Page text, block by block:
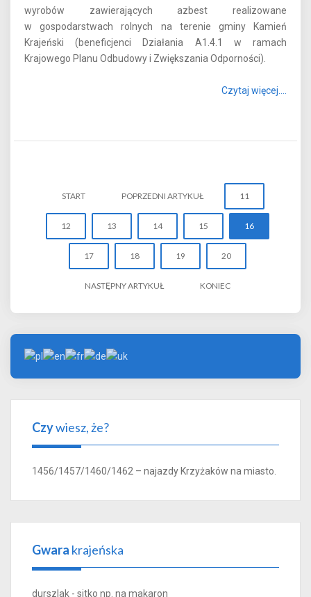
wyrobów zawierających azbest realizowane
w gospodarstwach rolnych na terenie gminy Kamień
Krajeński (beneficjenci Działania A1.4.1 w ramach
Krajowego Planu Odbudowy i Zwiększania Odporności).
Czytaj więcej....
START POPRZEDNI ARTYKUŁ 11
12 13 14 15 16
17 18 19 20
NASTĘPNY ARTYKUŁ KONIEC
Czywiesz, że?
1456/1457/1460/1462 – najazdy Krzyżaków na miasto.
Gwara krajeńska
durszlak - sitko np. na makaron